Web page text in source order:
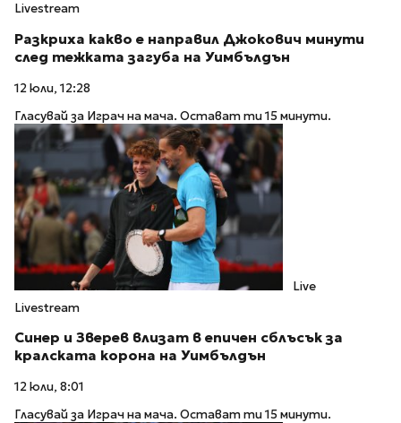
Livestream
Разкриха какво е направил Джокович минути
след тежката загуба на Уимбълдън
12 юли, 12:28
Гласувай за Играч на мача. Остават ти 15 минути.
Live
Livestream
Синер и Зверев влизат в епичен сблъсък за
кралската корона на Уимбълдън
12 юли, 8:01
Гласувай за Играч на мача. Остават ти 15 минути.